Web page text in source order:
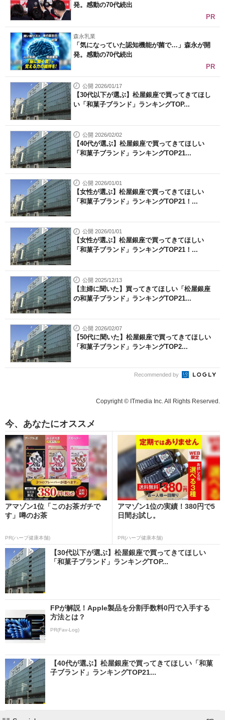
発。感動の70代続出
PR
森永乳業
「気になっていた認知機能が菌で…」森永が開
発。感動の70代続出
PR
公開 2026/01/17
【30代以下が選ぶ】松屋銀座で買ってきてほし
い「和菓子ブランド」ランキングTOP...
公開 2026/02/02
【40代が選ぶ】松屋銀座で買ってきてほしい
「和菓子ブランド」ランキングTOP21...
公開 2026/01/01
【女性が選ぶ】松屋銀座で買ってきてほしい
「和菓子ブランド」ランキングTOP21！...
公開 2026/01/01
【女性が選ぶ】松屋銀座で買ってきてほしい
「和菓子ブランド」ランキングTOP21！...
公開 2025/12/13
【主婦に聞いた】買ってきてほしい「松屋銀座
の和菓子ブランド」ランキングTOP21...
公開 2026/02/07
【50代に聞いた】松屋銀座で買ってきてほしい
「和菓子ブランド」ランキングTOP2...
Recommended by
Copyright © ITmedia Inc. All Rights Reserved.
今、あなたにオススメ
アマゾン1位「このお茶ガチで
す」噂のお茶
PR(ハーブ健康本舗)
アマゾン1位の実績！380円で5
日間お試し。
PR(ハーブ健康本舗)
【30代以下が選ぶ】松屋銀座で買ってきてほしい
「和菓子ブランド」ランキングTOP...
FPが解説！Apple製品を分割手数料0円で入手する
方法とは？
PR(Fav-Log)
【40代が選ぶ】松屋銀座で買ってきてほしい「和菓
子ブランド」ランキングTOP21...